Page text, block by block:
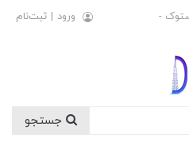
-
ورود | ثبت‌نام